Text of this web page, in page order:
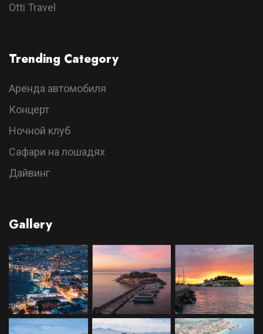
Otti Travel
Trending Category
Аренда автомобиля
Концерт
Ночной клуб
Сафари на лошадях
Дайвинг
Gallery